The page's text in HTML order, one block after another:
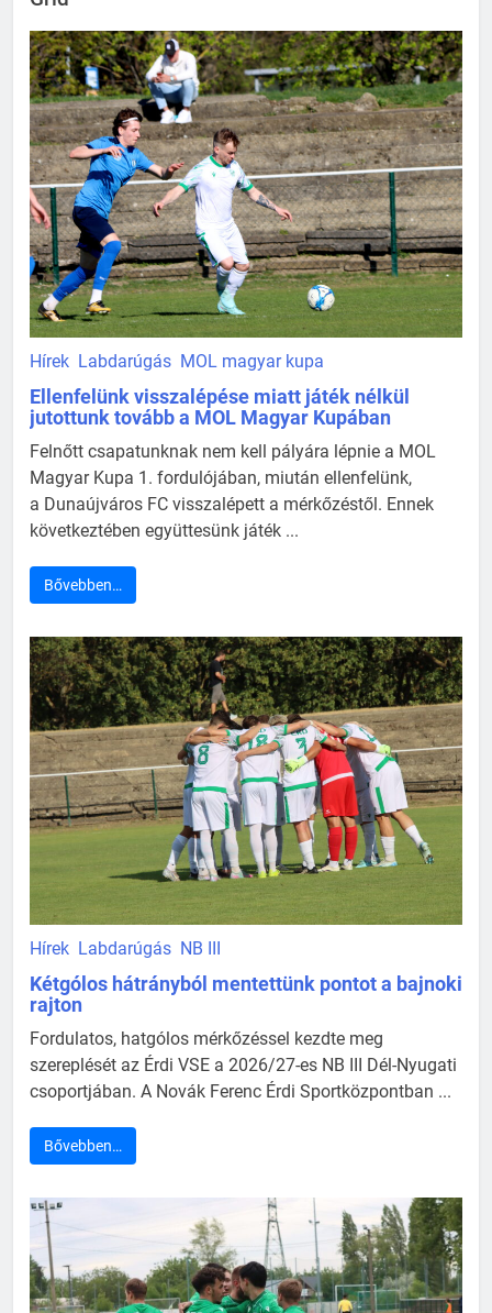
Hírek Labdarúgás MOL magyar kupa
Ellenfelünk visszalépése miatt játék nélkül
jutottunk tovább a MOL Magyar Kupában
Felnőtt csapatunknak nem kell pályára lépnie a MOL
Magyar Kupa 1. fordulójában, miután ellenfelünk,
a Dunaújváros FC visszalépett a mérkőzéstől. Ennek
következtében együttesünk játék ...
Bővebben…
Hírek Labdarúgás NB III
Kétgólos hátrányból mentettünk pontot a bajnoki
rajton
Fordulatos, hatgólos mérkőzéssel kezdte meg
szereplését az Érdi VSE a 2026/27-es NB III Dél-Nyugati
csoportjában. A Novák Ferenc Érdi Sportközpontban ...
Bővebben…